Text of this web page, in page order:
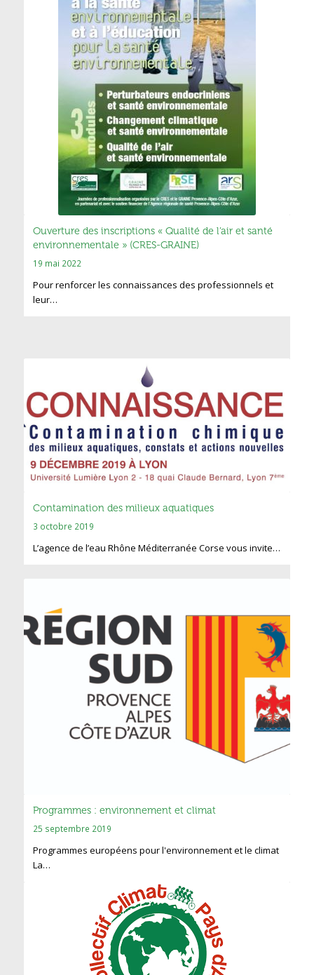
Ouverture des inscriptions « Qualité de l’air et santé
environnementale » (CRES-GRAINE)
19 mai 2022
Pour renforcer les connaissances des professionnels et
leur…
Contamination des milieux aquatiques
3 octobre 2019
L’agence de l’eau Rhône Méditerranée Corse vous invite…
Programmes : environnement et climat
25 septembre 2019
Programmes européens pour l'environnement et le climat
La…